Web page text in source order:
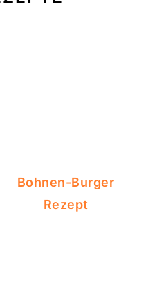
Bohnen-Burger
Rezept